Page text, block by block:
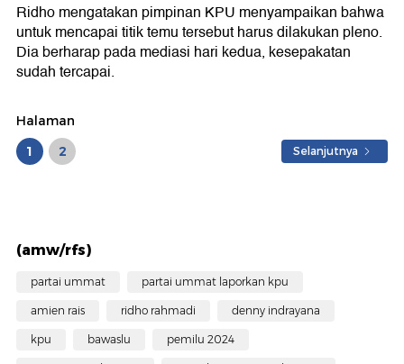
Ridho mengatakan pimpinan KPU menyampaikan bahwa
untuk mencapai titik temu tersebut harus dilakukan pleno.
Dia berharap pada mediasi hari kedua, kesepakatan
sudah tercapai.
Halaman
1
2 Selanjutnya
(amw/rfs)
partai ummat partai ummat laporkan kpu
amien rais ridho rahmadi denny indrayana
kpu bawaslu pemilu 2024